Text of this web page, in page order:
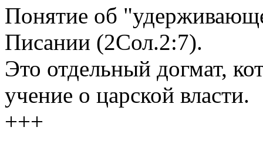
Понятие об
Писании (2Сол.2:7).
Это отдельный догмат,
учение о царской власти.
+++